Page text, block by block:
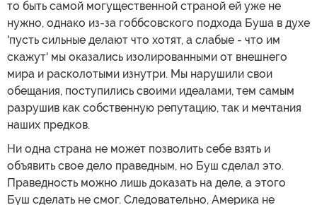
то быть самой могущественной страной ей уже не
нужно, однако из-за гоббсовского подхода Буша в духе
'пусть сильные делают что хотят, а слабые - что им
скажут' мы оказались изолированными от внешнего
мира и расколотыми изнутри. Мы нарушили свои
обещания, поступились своими идеалами, тем самым
разрушив как собственную репутацию, так и мечтания
наших предков.
Ни одна страна не может позволить себе взять и
объявить свое дело праведным, но Буш сделал это.
Праведность можно лишь доказать на деле, а этого
Буш сделать не смог. Следовательно, Америка не